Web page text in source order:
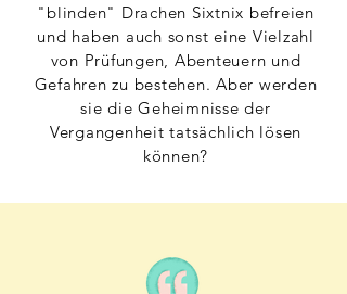
"blinden" Drachen Sixtnix befreien
und haben auch sonst eine Vielzahl
von Prüfungen, Abenteuern und
Gefahren zu bestehen. Aber werden
sie die Geheimnisse der
Vergangenheit tatsächlich lösen
können?